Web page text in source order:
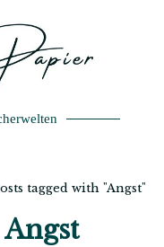
tagged with "Angst"
Angst